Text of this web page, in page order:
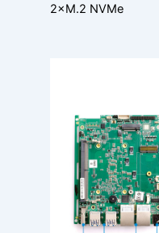
2×M.2 NVMe